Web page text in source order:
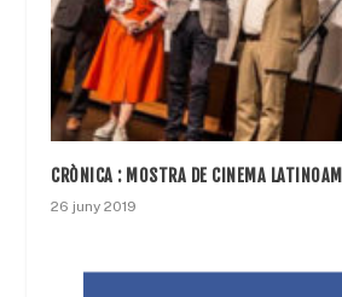
CRÒNICA : MOSTRA DE CINEMA
26 juny 2019